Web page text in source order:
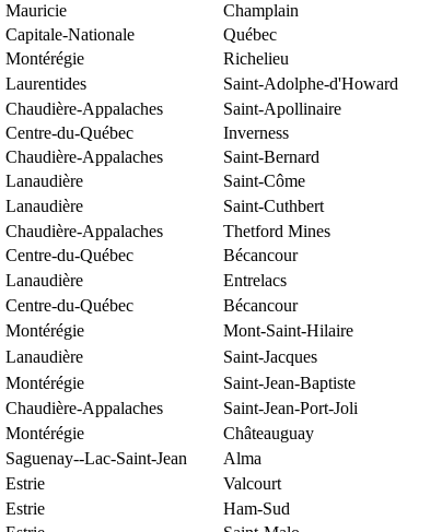
Mauricie
Champlain
Capitale-Nationale
Québec
Montérégie
Richelieu
Laurentides
Saint-Adolphe-d'Howard
Chaudière-Appalaches
Saint-Apollinaire
Centre-du-Québec
Inverness
Chaudière-Appalaches
Saint-Bernard
Lanaudière
Saint-Côme
Lanaudière
Saint-Cuthbert
Chaudière-Appalaches
Thetford Mines
Centre-du-Québec
Bécancour
Lanaudière
Entrelacs
Centre-du-Québec
Bécancour
Montérégie
Mont-Saint-Hilaire
Lanaudière
Saint-Jacques
Montérégie
Saint-Jean-Baptiste
Chaudière-Appalaches
Saint-Jean-Port-Joli
Montérégie
Châteauguay
Saguenay--Lac-Saint-Jean
Alma
Estrie
Valcourt
Estrie
Ham-Sud